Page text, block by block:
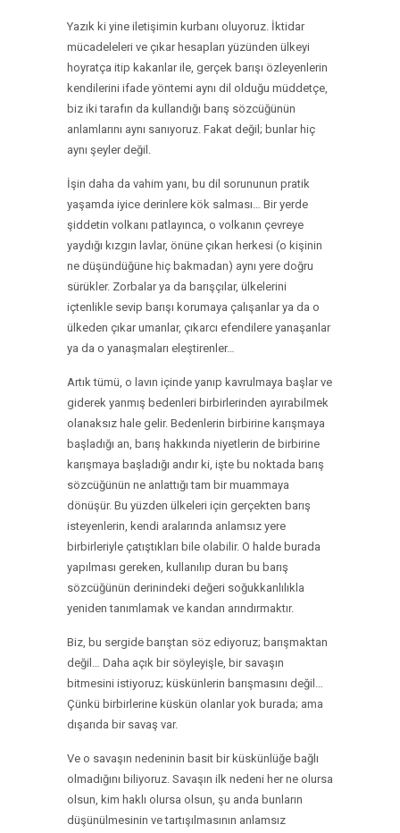
Yazık ki yine iletişimin kurbanı oluyoruz. İktidar
mücadeleleri ve çıkar hesapları yüzünden ülkeyi
hoyratça itip kakanlar ile, gerçek barışı özleyenlerin
kendilerini ifade yöntemi aynı dil olduğu müddetçe,
biz iki tarafın da kullandığı barış sözcüğünün
anlamlarını aynı sanıyoruz. Fakat değil; bunlar hiç
aynı şeyler değil.
İşin daha da vahim yanı, bu dil sorununun pratik
yaşamda iyice derinlere kök salması… Bir yerde
şiddetin volkanı patlayınca, o volkanın çevreye
yaydığı kızgın lavlar, önüne çıkan herkesi (o kişinin
ne düşündüğüne hiç bakmadan) aynı yere doğru
sürükler. Zorbalar ya da barışçılar, ülkelerini
içtenlikle sevip barışı korumaya çalışanlar ya da o
ülkeden çıkar umanlar, çıkarcı efendilere yanaşanlar
ya da o yanaşmaları eleştirenler…
Artık tümü, o lavın içinde yanıp kavrulmaya başlar ve
giderek yanmış bedenleri birbirlerinden ayırabilmek
olanaksız hale gelir. Bedenlerin birbirine karışmaya
başladığı an, barış hakkında niyetlerin de birbirine
karışmaya başladığı andır ki, işte bu noktada barış
sözcüğünün ne anlattığı tam bir muammaya
dönüşür. Bu yüzden ülkeleri için gerçekten barış
isteyenlerin, kendi aralarında anlamsız yere
birbirleriyle çatıştıkları bile olabilir. O halde burada
yapılması gereken, kullanılıp duran bu barış
sözcüğünün derinindeki değeri soğukkanlılıkla
yeniden tanımlamak ve kandan arındırmaktır.
Biz, bu sergide barıştan söz ediyoruz; barışmaktan
değil… Daha açık bir söyleyişle, bir savaşın
bitmesini istiyoruz; küskünlerin barışmasını değil…
Çünkü birbirlerine küskün olanlar yok burada; ama
dışarıda bir savaş var.
Ve o savaşın nedeninin basit bir küskünlüğe bağlı
olmadığını biliyoruz. Savaşın ilk nedeni her ne olursa
olsun, kim haklı olursa olsun, şu anda bunların
düşünülmesinin ve tartışılmasının anlamsız